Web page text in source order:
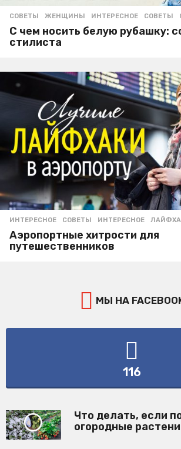
СОВЕТЫ ЖЕНЩИНЫ ,ИНТЕРЕСНОЕ ,СОВЕТЫ ,
С чем носить белую рубашку:
стилиста
ИНТЕРЕСНОЕ ,СОВЕТЫ ИНТЕРЕСНОЕ ,
Аэропортные хитрости для
путешественников
МЫ НА
116
Что делать, если
огородные